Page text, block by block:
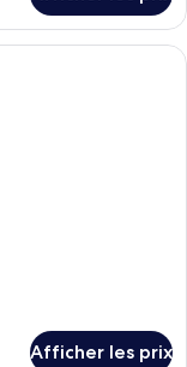
2 chambres |
Afficher les prix